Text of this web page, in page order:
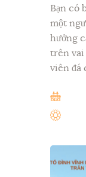
Bạn có
một
hưởng
trên vai
viên đá